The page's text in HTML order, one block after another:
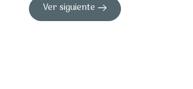
Ver siguiente